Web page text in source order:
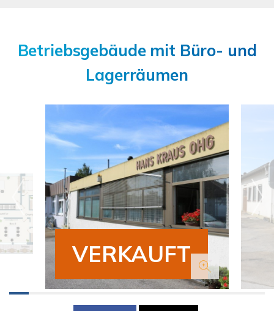
Betriebsgebäude mit Büro- und
Lagerräumen
VERKAUFT